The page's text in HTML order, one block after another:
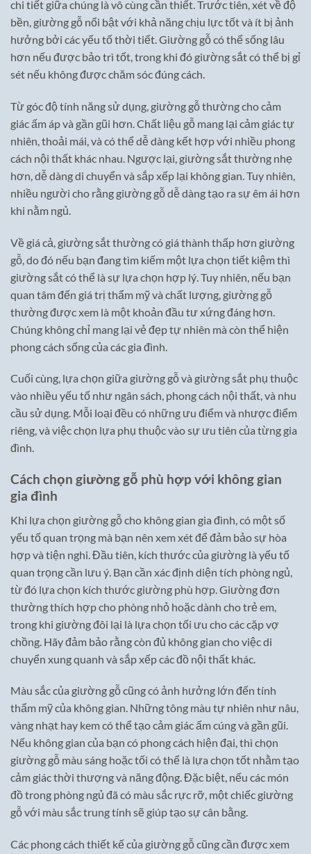
chi tiết giữa chúng là vô cùng cần thiết. Trước tiên, xét về độ
bền, giường gỗ nổi bật với khả năng chịu lực tốt và ít bị ảnh
hưởng bởi các yếu tố thời tiết. Giường gỗ có thể sống lâu
hơn nếu được bảo trì tốt, trong khi đó giường sắt có thể bị gỉ
sét nếu không được chăm sóc đúng cách.
Từ góc độ tính năng sử dụng, giường gỗ thường cho cảm
giác ấm áp và gần gũi hơn. Chất liệu gỗ mang lại cảm giác tự
nhiên, thoải mái, và có thể dễ dàng kết hợp với nhiều phong
cách nội thất khác nhau. Ngược lại, giường sắt thường nhẹ
hơn, dễ dàng di chuyển và sắp xếp lại không gian. Tuy nhiên,
nhiều người cho rằng giường gỗ dễ dàng tạo ra sự êm ái hơn
khi nằm ngủ.
Về giá cả, giường sắt thường có giá thành thấp hơn giường
gỗ, do đó nếu bạn đang tìm kiếm một lựa chọn tiết kiệm thì
giường sắt có thể là sự lựa chọn hợp lý. Tuy nhiên, nếu bạn
quan tâm đến giá trị thẩm mỹ và chất lượng, giường gỗ
thường được xem là một khoản đầu tư xứng đáng hơn.
Chúng không chỉ mang lại vẻ đẹp tự nhiên mà còn thể hiện
phong cách sống của các gia đình.
Cuối cùng, lựa chọn giữa giường gỗ và giường sắt phụ thuộc
vào nhiều yếu tố như ngân sách, phong cách nội thất, và nhu
cầu sử dụng. Mỗi loại đều có những ưu điểm và nhược điểm
riêng, và việc chọn lựa phụ thuộc vào sự ưu tiên của từng gia
đình.
Cách chọn giường gỗ phù hợp với không gian
gia đình
Khi lựa chọn giường gỗ cho không gian gia đình, có một số
yếu tố quan trọng mà bạn nên xem xét để đảm bảo sự hòa
hợp và tiện nghi. Đầu tiên, kích thước của giường là yếu tố
quan trọng cần lưu ý. Bạn cần xác định diện tích phòng ngủ,
từ đó lựa chọn kích thước giường phù hợp. Giường đơn
thường thích hợp cho phòng nhỏ hoặc dành cho trẻ em,
trong khi giường đôi lại là lựa chọn tối ưu cho các cặp vợ
chồng. Hãy đảm bảo rằng còn đủ không gian cho việc di
chuyển xung quanh và sắp xếp các đồ nội thất khác.
Màu sắc của giường gỗ cũng có ảnh hưởng lớn đến tính
thẩm mỹ của không gian. Những tông màu tự nhiên như nâu,
vàng nhạt hay kem có thể tạo cảm giác ấm cúng và gần gũi.
Nếu không gian của bạn có phong cách hiện đại, thì chọn
giường gỗ màu sáng hoặc tối có thể là lựa chọn tốt nhằm tạo
cảm giác thời thượng và năng động. Đặc biệt, nếu các món
đồ trong phòng ngủ đã có màu sắc rực rỡ, một chiếc giường
gỗ với màu sắc trung tính sẽ giúp tạo sự cân bằng.
Các phong cách thiết kế của giường gỗ cũng cần được xem